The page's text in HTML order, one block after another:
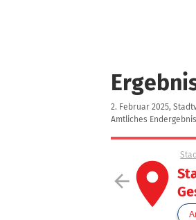
2. Februar 2025,
Amtliches Endergebnis
arrow_backplace